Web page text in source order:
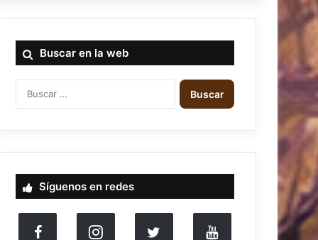
Buscar en la web
Buscar:
Síguenos en redes